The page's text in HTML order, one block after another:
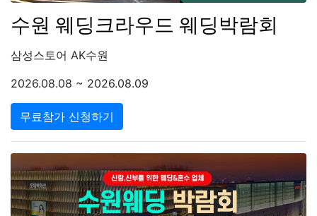
수원 웨딩크라우드 웨딩박람회
삼성스토어 AK수원
2026.08.08 ~ 2026.08.09
무료참가 신청하기